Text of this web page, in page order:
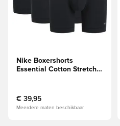
Nike Boxershorts
Essential Cotton Stretch
€ 39,95
Meerdere maten beschikbaar